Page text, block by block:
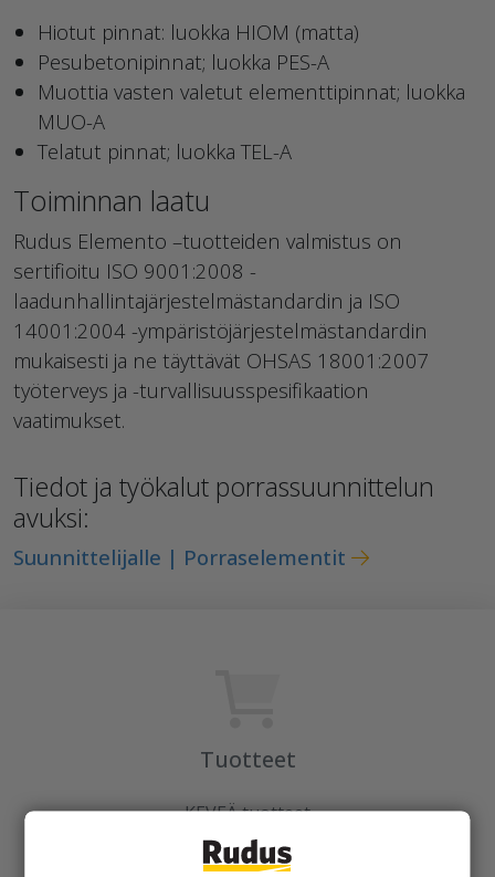
Hiotut pinnat: luokka HIOM (matta)
Pesubetonipinnat; luokka PES-A
Muottia vasten valetut elementtipinnat; luokka
MUO-A
Telatut pinnat; luokka TEL-A
Toiminnan laatu
Rudus Elemento –tuotteiden valmistus on
sertifioitu ISO 9001:2008 -
laadunhallintajärjestelmästandardin ja ISO
14001:2004 -ympäristöjärjestelmästandardin
mukaisesti ja ne täyttävät OHSAS 18001:2007
työterveys ja -turvallisuusspesifikaation
vaatimukset.
Tiedot ja työkalut porrassuunnittelun
avuksi:
Suunnittelijalle | Porraselementit
Tuotteet
KEVEÄ tuotteet
Kiviainekset